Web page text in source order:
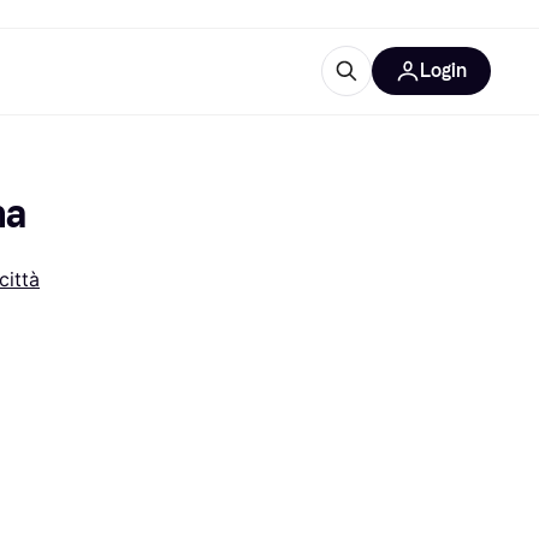
Login